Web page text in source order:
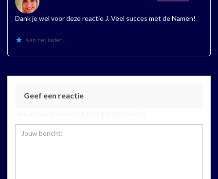
Dank je wel voor deze reactie J. Veel succes met de Namen!
Aan het laden...
Geef een reactie